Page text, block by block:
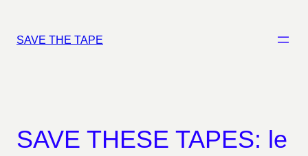
contenuto
SAVE THE TAPE
SAVE THESE TAPES: le